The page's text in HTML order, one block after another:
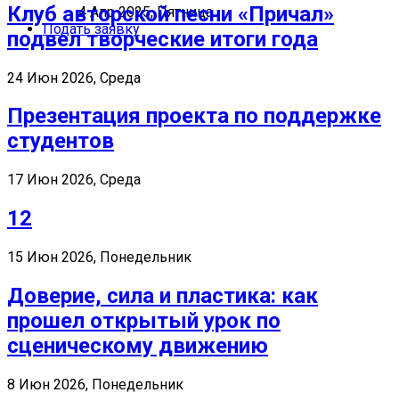
4 Апр 2025, Пятница
Подать заявку
Клуб авторской песни «Причал»
подвел творческие итоги года
24 Июн 2026, Среда
Презентация проекта по поддержке
студентов
17 Июн 2026, Среда
12
15 Июн 2026, Понедельник
Доверие, сила и пластика: как
прошел открытый урок по
сценическому движению
8 Июн 2026, Понедельник